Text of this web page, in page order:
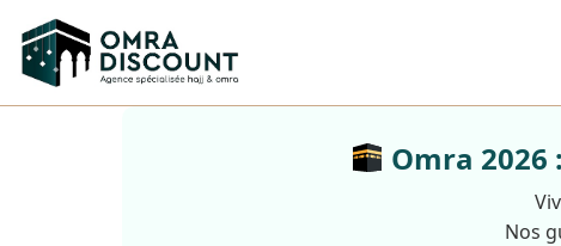
Omra
Nos